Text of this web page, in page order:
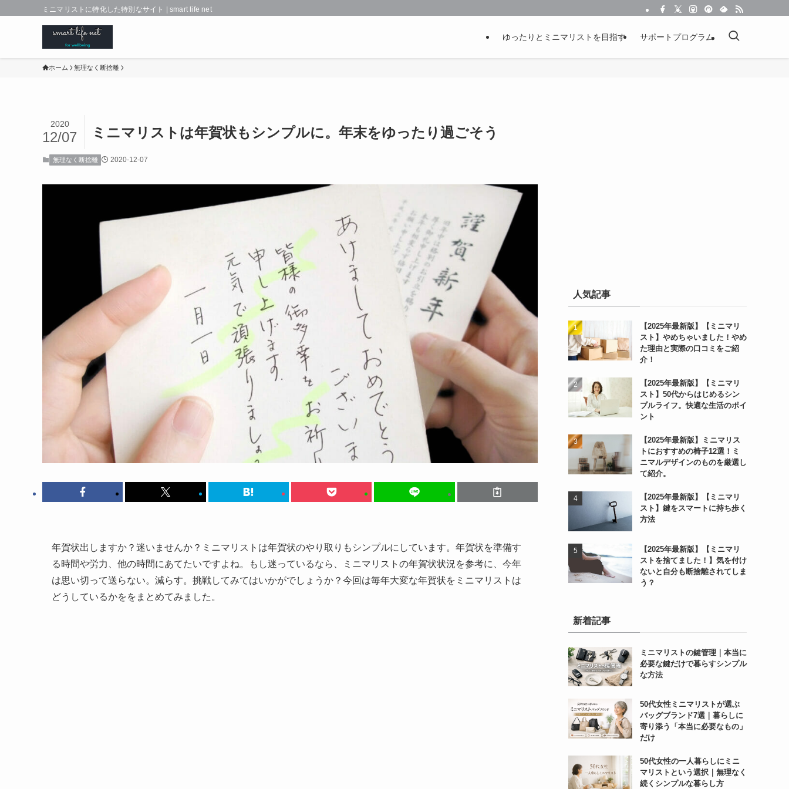
ミニマリストに特化した特別なサイト | smart life net
ゆったりとミニマリストを目指す サポートプログラム
ホーム 無理なく断捨離
ミニマリストは年賀状もシンプルに。年末をゆったり過ごそう
2020
12/07
無理なく断捨離 2020-12-07
年賀状出しますか？迷いませんか？ミニマリストは年賀状のやり取りもシンプルにしています。年賀状を準備す
る時間や労力、他の時間にあてたいですよね。もし迷っているなら、ミニマリストの年賀状状況を参考に、今年
は思い切って送らない。減らす。挑戦してみてはいかがでしょうか？今回は毎年大変な年賀状をミニマリストは
どうしているかををまとめてみました。
人気記事
【2025年最新版】【ミニマリ
スト】やめちゃいました！やめ
た理由と実際の口コミをご紹
介！
【2025年最新版】【ミニマリ
スト】50代からはじめるシン
プルライフ。快適な生活のポイ
ント
【2025年最新版】ミニマリス
トにおすすめの椅子12選！ミ
ニマルデザインのものを厳選し
て紹介。
【2025年最新版】【ミニマリ
スト】鍵をスマートに持ち歩く
方法
【2025年最新版】【ミニマリ
ストを捨てました！】気を付け
ないと自分も断捨離されてしま
う？
新着記事
ミニマリストの鍵管理｜本当に
必要な鍵だけで暮らすシンプル
な方法
50代女性ミニマリストが選ぶ
バッグブランド7選｜暮らしに
寄り添う「本当に必要なもの」
だけ
50代女性の一人暮らしにミニ
マリストという選択｜無理なく
続くシンプルな暮らし方